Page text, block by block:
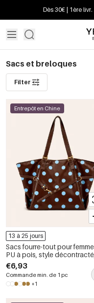
Dès 30€ | 1ère livr.
Sacs et breloques
Filter
Entrepôt en Chine
13 à 25 jours
Sacs fourre-tout pour
PU à pois, style décontracté,
avec quincaillerie en métal et
couleur unie
€6,93
Commande min. de 1 pc
+1